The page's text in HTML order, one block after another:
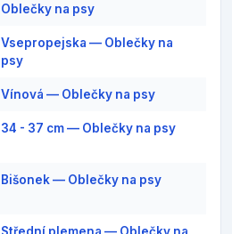
Oblečky na psy
Vsepropejska — Oblečky na
psy
Vínová — Oblečky na psy
34 - 37 cm — Oblečky na psy
Bišonek — Oblečky na psy
Střední plemena — Oblečky na